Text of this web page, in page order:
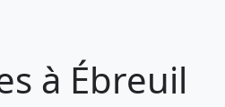
à Ébreuil